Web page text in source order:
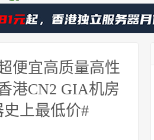
便宜高质量高性
港CN2 GIA机房
上最低价#